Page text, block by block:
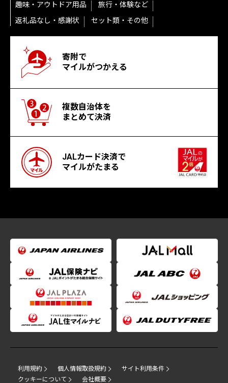
趣味・アウトドア用品
旅行・体験など
返礼品なし・感謝状
セット類・その他
寄附で
マイルがつかえる
複数自治体を
まとめて決済
JALカード決済で
マイルがたまる
利用規約 個人情報取扱規約
サイト利用条件
クッキーについて
会社概要